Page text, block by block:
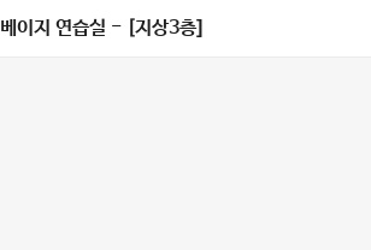
베이지 연습실 - [지상3층]